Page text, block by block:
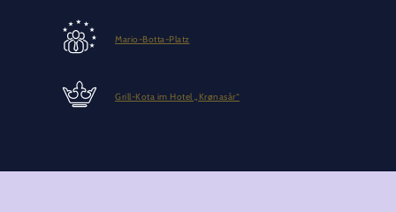
Mario-Botta-Platz
Grill-Kota im Hotel „Krønasår“